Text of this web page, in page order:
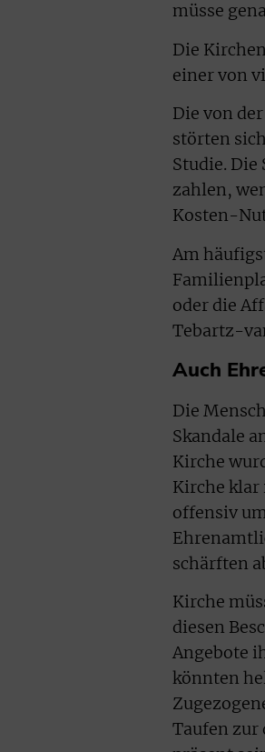
müsse
Die
einer von
Die von
störten
Studie.
zahlen,
Kosten-
Am
oder die
Tebartz-
Auch
Die
Skandale
Kirche
Kirche
offensiv
schärften
Kirche
diesen
Angebote
könnten
Taufen zur